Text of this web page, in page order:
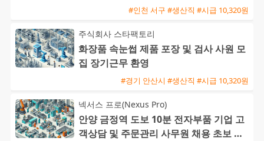
#인천 서구 #생산직 #시급 10,320원
주식회사 스타팩토리
화장품 속눈썹 제품 포장 및 검사 사원 모
집 장기근무 환영
#경기 안산시 #생산직 #시급 10,320원
넥서스 프로(Nexus Pro)
안양 금정역 도보 10분 전자부품 기업 고
객상담 및 주문관리 사무원 채용 초보 가